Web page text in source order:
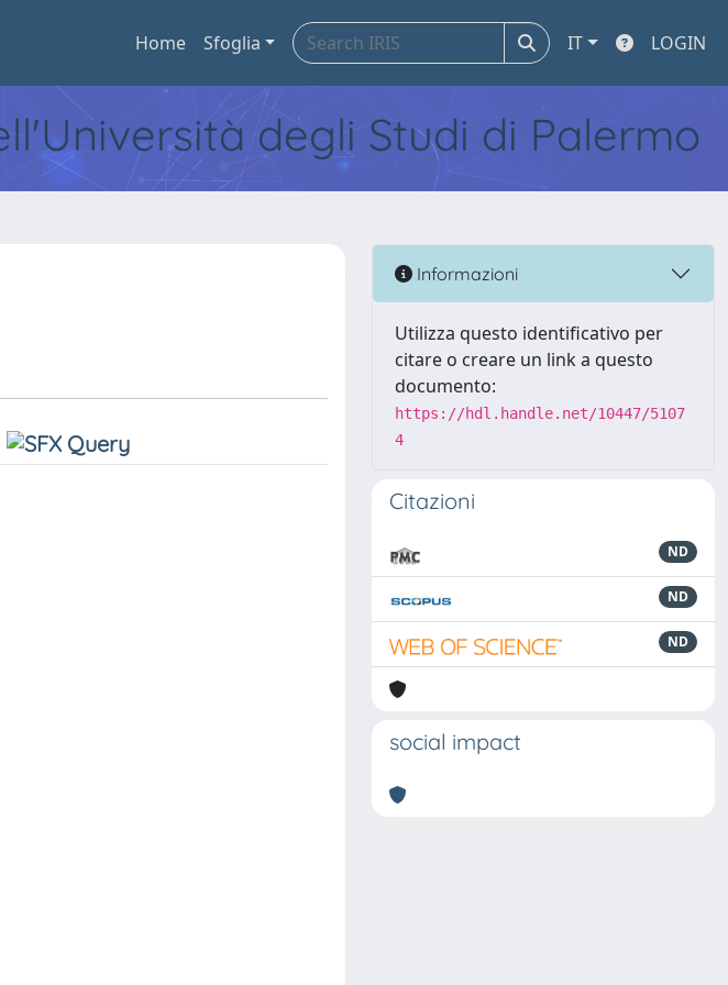
Home Sfoglia IT LOGIN
degli Studi di Palermo
Informazioni
Utilizza questo identificativo per
citare o creare un link a questo
documento:
https://hdl.handle.net/10447/5107
4
Citazioni
ND
ND
ND
social impact